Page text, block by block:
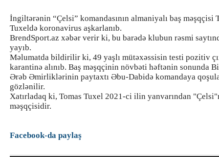
İngiltərənin “Çelsi” komandasının almaniyalı baş məşqçisi
Tuxeldə koronavirus aşkarlanıb.
BrendSport.az xəbər verir ki, bu barədə klubun rəsmi
yayıb.
Məlumatda bildirilir ki, 49 yaşlı mütəxəssisin testi pozitiv
karantinə alınıb. Baş məşqçinin növbəti həftənin sonunda
Ərəb Əmirliklərinin paytaxtı Əbu-Dabidə komandaya
gözlənilir.
Xatırladaq ki, Tomas Tuxel 2021-ci ilin yanvarından
məşqçisidir.
Facebook-da paylaş